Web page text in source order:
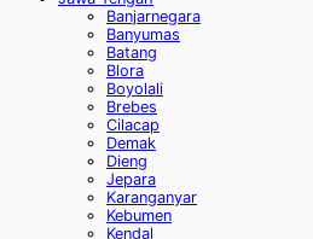
Banjarnegara
Banyumas
Batang
Blora
Boyolali
Brebes
Cilacap
Demak
Dieng
Jepara
Karanganyar
Kebumen
Kendal